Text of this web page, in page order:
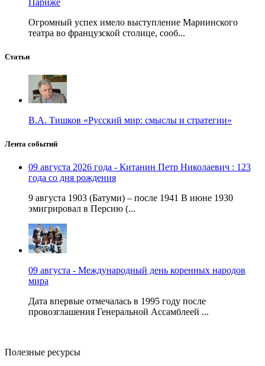
Париже
Огромный успех имело выступление Мариинского
театра во французской столице, сооб...
Статьи
В.А. Тишков «Русский мир: смыслы и стратегии»
Лента событий
09 августа 2026 года - Китанин Петр Николаевич : 123
года со дня рождения
9 августа 1903 (Батуми) – после 1941 В июне 1930
эмигрировал в Персию (...
09 августа - Международный день коренных народов
мира
Дата впервые отмечалась в 1995 году после
провозглашения Генеральной Ассамблеей ...
Полезные ресурсы